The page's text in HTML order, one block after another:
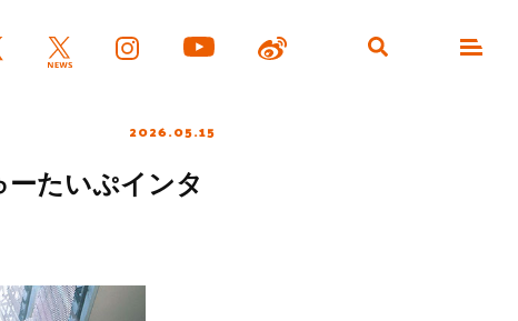
2026.05.15
ーたいぷインタ